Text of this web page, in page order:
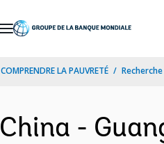
COMPRENDRE LA PAUVRETÉ
China -